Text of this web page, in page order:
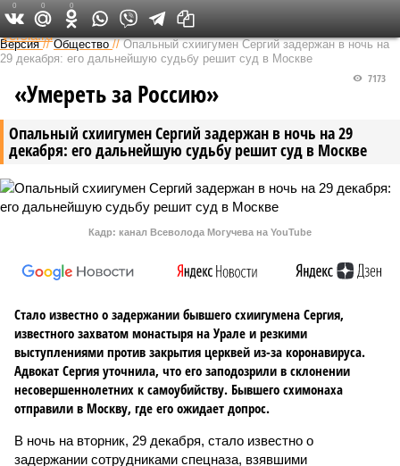
Федеральный выпуск
Версия //Общество //Опальный схиигумен Сергий задержан в ночь на
29 декабря: его дальнейшую судьбу решит суд в Москве
Опальный схиигумен Сергий задержан в ночь на 29
декабря: его дальнейшую судьбу решит суд в Москве
7173
«Умереть за Россию»
Кадр: канал Всеволода Могучева на YouTube
Стало известно о задержании бывшего схиигумена Сергия,
известного захватом монастыря на Урале и резкими
выступлениями против закрытия церквей из-за коронавируса.
Адвокат Сергия уточнила, что его заподозрили в склонении
несовершеннолетних к самоубийству. Бывшего схимонаха
отправили в Москву, где его ожидает допрос.
В ночь на вторник, 29 декабря, стало известно о
задержании сотрудниками спецназа, взявшими
0 0 0